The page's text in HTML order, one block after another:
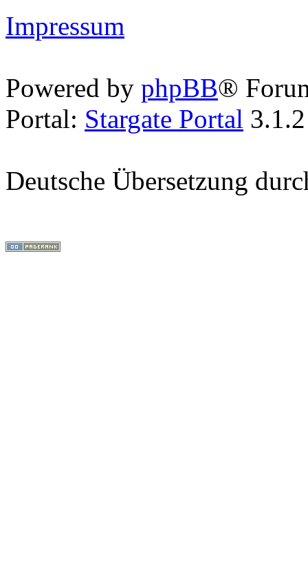
Impressum
Powered by phpBB®
Portal: Stargate Portal
Deutsche Übersetzung